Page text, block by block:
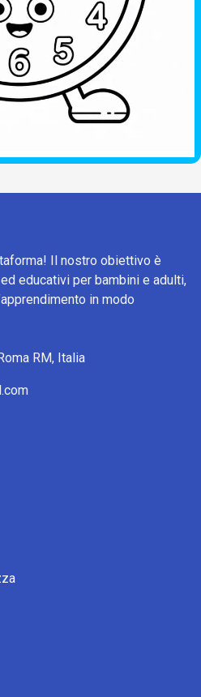
Il nostro obiettivo è
educativi per bambini e adulti,
in modo
RM, Italia